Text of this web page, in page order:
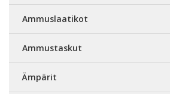
Ammuslaatikot
Ammustaskut
Ämpärit